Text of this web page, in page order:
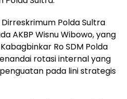
Polda Sultra
AKBP Wisnu Wibowo, yang
Ro SDM Polda
rotasi internal yang
pada lini strategis